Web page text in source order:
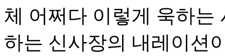
체 어쩌다 이렇게 욱하는
하는 신사장의 내레이션